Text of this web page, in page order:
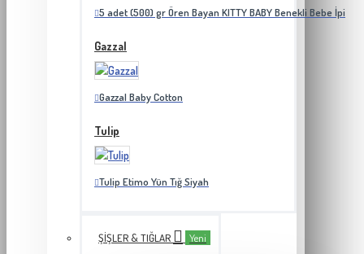
5 adet (500) gr Ören Bayan KITTY BABY Benekli Bebe İpi
Gazzal
Gazzal Baby Cotton
Tulip
Tulip Etimo Yün Tığ Siyah
ŞIŞLER & TIĞLAR Yeni